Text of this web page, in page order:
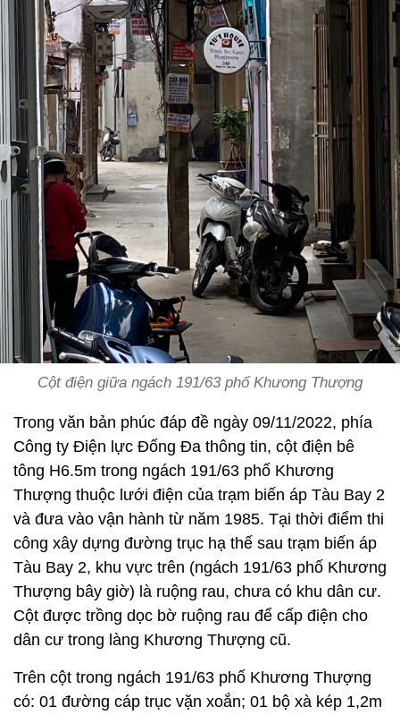
Cột điện giữa ngách 191/63 phố Khương Thượng
Trong văn bản phúc đáp đề ngày 09/11/2022, phía
Công ty Điện lực Đống Đa thông tin, cột điện bê
tông H6.5m trong ngách 191/63 phố Khương
Thượng thuộc lưới điện của trạm biến áp Tàu Bay 2
và đưa vào vận hành từ năm 1985. Tại thời điểm thi
công xây dựng đường trục hạ thế sau trạm biến áp
Tàu Bay 2, khu vực trên (ngách 191/63 phố Khương
Thượng bây giờ) là ruộng rau, chưa có khu dân cư.
Cột được trồng dọc bờ ruộng rau để cấp điện cho
dân cư trong làng Khương Thượng cũ.
Trên cột trong ngách 191/63 phố Khương Thượng
có: 01 đường cáp trục vặn xoắn; 01 bộ xà kép 1,2m